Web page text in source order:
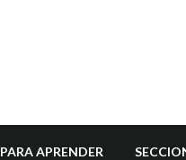
PARA APRENDER